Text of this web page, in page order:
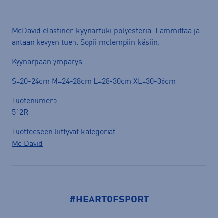
McDavid elastinen kyynärtuki polyesteria. Lämmittää ja
antaan kevyen tuen. Sopii molempiin käsiin.
Kyynärpään ympärys:
S=20-24cm M=24-28cm L=28-30cm XL=30-36cm
Tuotenumero
512R
Tuotteeseen liittyvät kategoriat
Mc David
#HEARTOFSPORT